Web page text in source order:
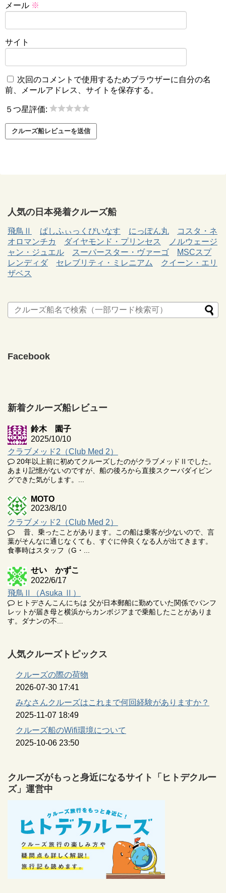
メール ※
サイト
次回のコメントで使用するためブラウザーに自分の名
前、メールアドレス、サイトを保存する。
５つ星評価:
人気の日本発着クルーズ船
飛鳥Ⅱ ぱしふぃっくびいなす にっぽん丸
コスタ・ネ
オロマンチカ
ダイヤモンド・プリンセス
ノルウェージ
ャン・ジュエル
スーパースター・ヴァーゴ
MSCスプ
レンディダ
セレブリティ・ミレニアム
クイーン・エリ
ザベス
Facebook
新着クルーズ船レビュー
鈴木 園子
2025/10/10
クラブメッド2（Club Med 2）
20年以上前に初めてクルーズしたのがクラブメッドⅡでした。
あまり記憶がないのですが、船の後ろから直接スクーバダイビン
グできた気がします。...
MOTO
2023/8/10
クラブメッド2（Club Med 2）
昔、乗ったことがあります。この船は乗客が少ないので、言
葉がそんなに通じなくても、すぐに仲良くなる人が出てきます。
食事時はスタッフ（G・...
せい かずこ
2022/6/17
飛鳥Ⅱ（Asuka Ⅱ）
ヒトデさんこんにちは 父が日本郵船に勤めていた関係でパンフ
レットが届き母と横浜からカンボジアまで乗船したことがありま
す。ダナンの不...
人気クルーズトピックス
クルーズの際の荷物
2026-07-30 17:41
みなさんクルーズはこれまで何回経験がありますか？
2025-11-07 18:49
クルーズ船のWifi環境について
2025-10-06 23:50
クルーズがもっと身近になるサイト「ヒトデクルー
ズ」運営中